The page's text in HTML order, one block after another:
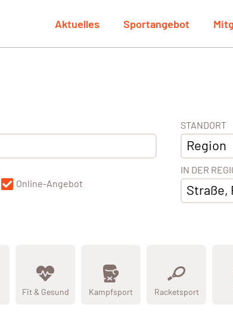
Aktuelles Sportangebot
Online-Angebot
STANDORT
Region
IN DER
Straße,
Fit & Gesund Kampfsport Racketsport